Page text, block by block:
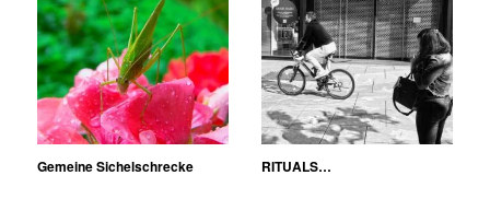
Gemeine Sichelschrecke RITUALS…